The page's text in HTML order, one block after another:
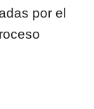
por el